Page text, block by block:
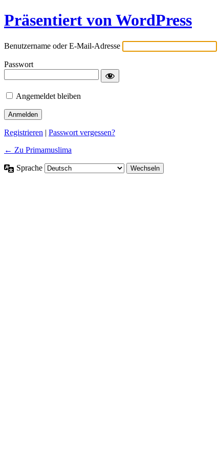
Präsentiert von WordPress
Benutzername oder E-Mail-Adresse
Passwort
Angemeldet bleiben
Registrieren | Passwort vergessen?
← Zu Primamuslima
Sprache